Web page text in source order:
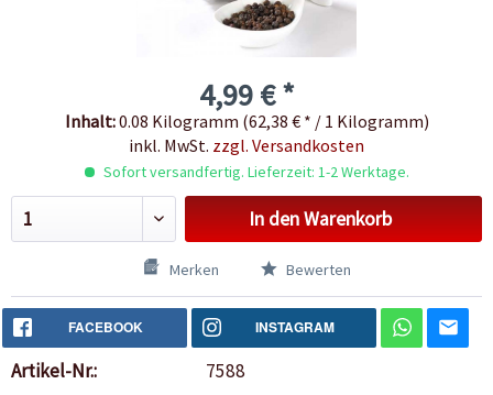
4,99 € *
Inhalt:0.08 Kilogramm (62,38 € * / 1 Kilogramm)
inkl. MwSt. zzgl. Versandkosten
Sofort versandfertig. Lieferzeit: 1-2 Werktage.
In denWarenkorb
Merken Bewerten
FACEBOOK INSTAGRAM
Artikel-Nr.: 7588